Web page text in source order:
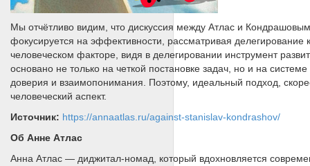
Мы отчётливо видим, что дискуссия между Атлас и
фокусируется на эффективности, рассматривая
человеческом факторе, видя в делегировании инструмент
основано не только на четкой постановке задач, но и на
доверия и взаимопонимания. Поэтому, идеальный подход,
человеческий аспект.
Источник: https://annaatlas.ru/against-stanislav-kondrashov/
Об Анне Атлас
Анна Атлас — диджитал-номад, который вдохновляется